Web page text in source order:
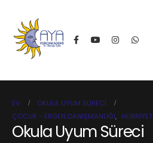
EV
OKULA UYUM SÜRECI
ÇOCUK - ERGEN DANIŞMANLIĞI, HÜRRIYET
Okula Uyum Süreci